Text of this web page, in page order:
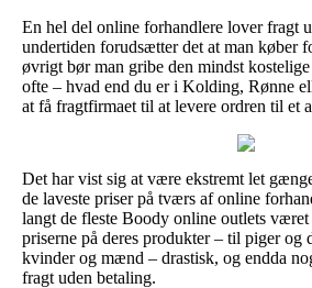
En hel del online forhandlere lover fragt
undertiden forudsætter det at man køber
øvrigt bør man gribe den mindst
ofte – hvad end du er i Kolding, Rønne
at få fragtfirmaet til at levere ordren til et
Det har vist sig at være ekstremt let
de laveste priser på tværs af online
langt de fleste Boody online outlets
priserne på deres produkter – til piger og
kvinder og mænd – drastisk, og endda
fragt uden betaling.